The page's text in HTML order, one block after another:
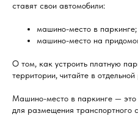
ставят свои автомобили:
машино-место в паркинге;
машино-место на
О том, как устроить платную
территории, читайте в
Машино-место в паркинге — это
для размещения транспортного